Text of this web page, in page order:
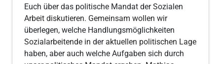
Euch über das politische Mandat der Sozialen
Arbeit diskutieren. Gemeinsam wollen wir
überlegen, welche Handlungsmöglichkeiten
Sozialarbeitende in der aktuellen politischen Lage
haben, aber auch welche Aufgaben sich durch